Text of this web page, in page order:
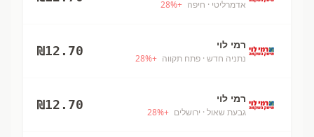
אדמרליטי · חיפה +
28%
רמי לוי
נתניה חדש · פתח תקווה +
28%
₪12.70
רמי לוי
גבעת שאול · ירושלים +
28%
₪12.70